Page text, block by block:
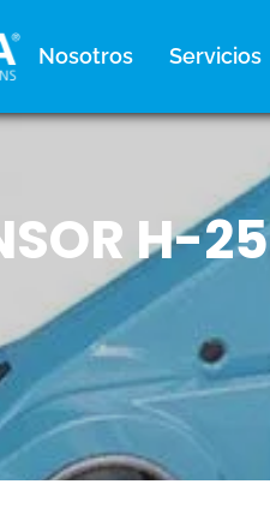
Nosotros Servicios
H-25